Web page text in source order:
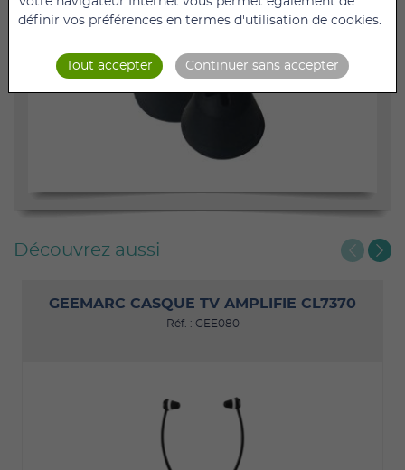
Découvrez aussi
GEEMARC CASQUE TV AMPLIFIE CL7370
Réf. : GEE080
définir vos préférences en termes d'utilisation de cookies.
Tout accepter Continuer sans accepter